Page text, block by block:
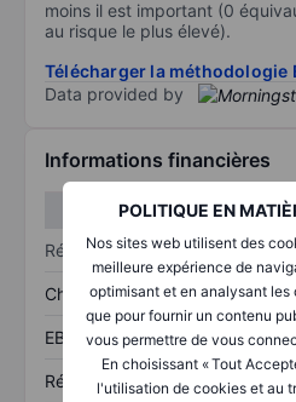
POLITIQUE EN
Nos sites web utilisent des
meilleure expérience de
optimisant et en analysant les
que pour fournir un contenu
vous permettre de vous
En choisissant « Tout
l'utilisation de cookies et au
moins il est important (0
au risque le plus élevé).
Télécharger la méthodologie
Data provided by
Informations financières
Résultats
Chiffre d’affaires
EBITDA
Résultat net